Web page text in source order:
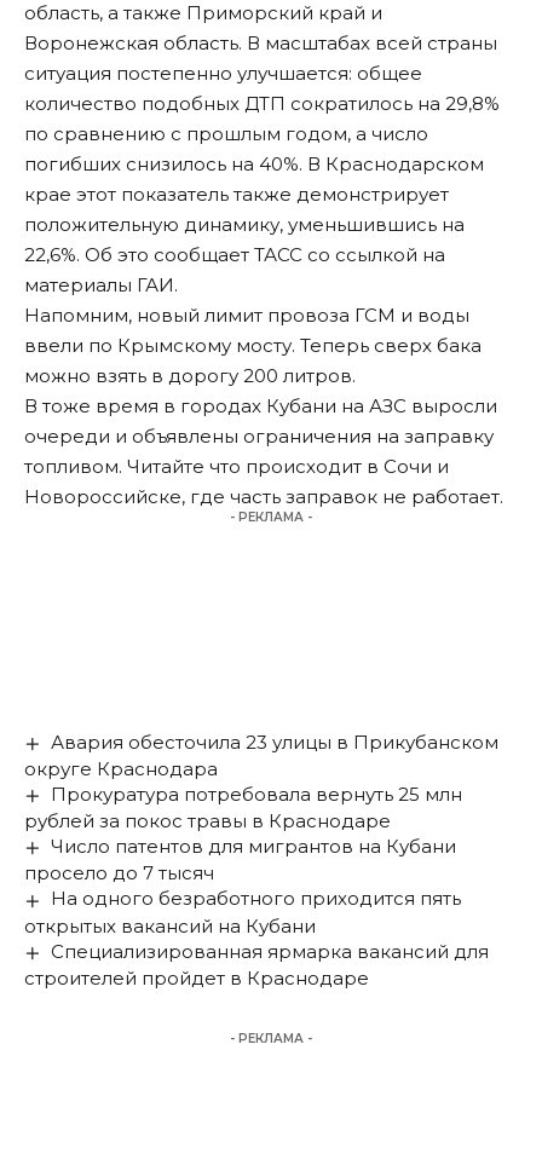
область, а также Приморский край и
Воронежская область. В масштабах всей страны
ситуация постепенно улучшается: общее
количество подобных ДТП сократилось на 29,8%
по сравнению с прошлым годом, а число
погибших снизилось на 40%. В Краснодарском
крае этот показатель также демонстрирует
положительную динамику, уменьшившись на
22,6%. Об это сообщает ТАСС со ссылкой на
материалы ГАИ.
Напомним, новый лимит провоза ГСМ и воды
ввели по Крымскому мосту. Теперь сверх бака
можно взять в дорогу 200 литров.
В тоже время в городах Кубани на АЗС выросли
очереди и объявлены ограничения на заправку
топливом. Читайте что происходит в Сочи и
Новороссийске, где часть заправок не работает.
- РЕКЛАМА -
Авария обесточила 23 улицы в Прикубанском
округе Краснодара
Прокуратура потребовала вернуть 25 млн
рублей за покос травы в Краснодаре
Число патентов для мигрантов на Кубани
просело до 7 тысяч
На одного безработного приходится пять
открытых вакансий на Кубани
Специализированная ярмарка вакансий для
строителей пройдет в Краснодаре
- РЕКЛАМА -